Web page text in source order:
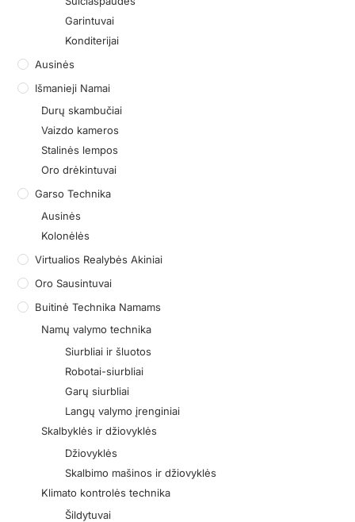
Garintuvai
Konditerijai
Ausinės
Išmanieji Namai
Durų skambučiai
Vaizdo kameros
Stalinės lempos
Oro drėkintuvai
Garso Technika
Ausinės
Kolonėlės
Virtualios Realybės Akiniai
Oro Sausintuvai
Buitinė Technika Namams
Namų valymo technika
Siurbliai ir šluotos
Robotai-siurbliai
Garų siurbliai
Langų valymo įrenginiai
Skalbyklės ir džiovyklės
Džiovyklės
Skalbimo mašinos ir džiovyklės
Klimato kontrolės technika
Šildytuvai